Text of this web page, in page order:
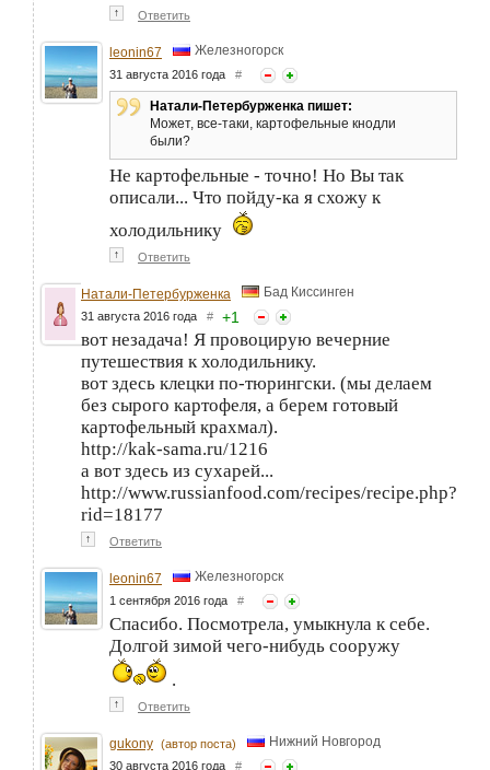
↑ Ответить
leonin67 Железногорск
31 августа 2016 года #
Натали-Петербурженка пишет:
Может, все-таки, картофельные кнодли
были?
Не картофельные - точно! Но Вы так
описали... Что пойду-ка я схожу к
холодильнику
↑ Ответить
Натали-Петербурженка Бад Киссинген
31 августа 2016 года # +1
вот незадача! Я провоцирую вечерние
путешествия к холодильнику.
вот здесь клецки по-тюрингски. (мы делаем
без сырого картофеля, а берем готовый
картофельный крахмал).
http://kak-sama.ru/1216
а вот здесь из сухарей...
http://www.russianfood.com/recipes/recipe.php?
rid=18177
↑ Ответить
leonin67 Железногорск
1 сентября 2016 года #
Спасибо. Посмотрела, умыкнула к себе.
Долгой зимой чего-нибудь сооружу
.
↑ Ответить
gukony (автор поста) Нижний Новгород
30 августа 2016 года #